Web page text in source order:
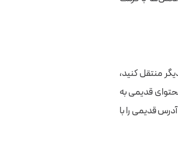
منتقل کنید،
قدیمی به
قدیمی را با